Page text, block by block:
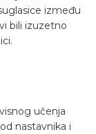
između
bili izuzetno
učenja
nastavnika i